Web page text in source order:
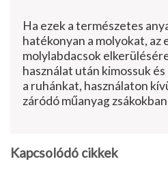
Ha ezek a természetes
hatékonyan a molyokat, az
molylabdacsok
használat után ki­mossuk
a ru­hánkat, használaton
záródó műanyag
Kapcsolódó cikkek